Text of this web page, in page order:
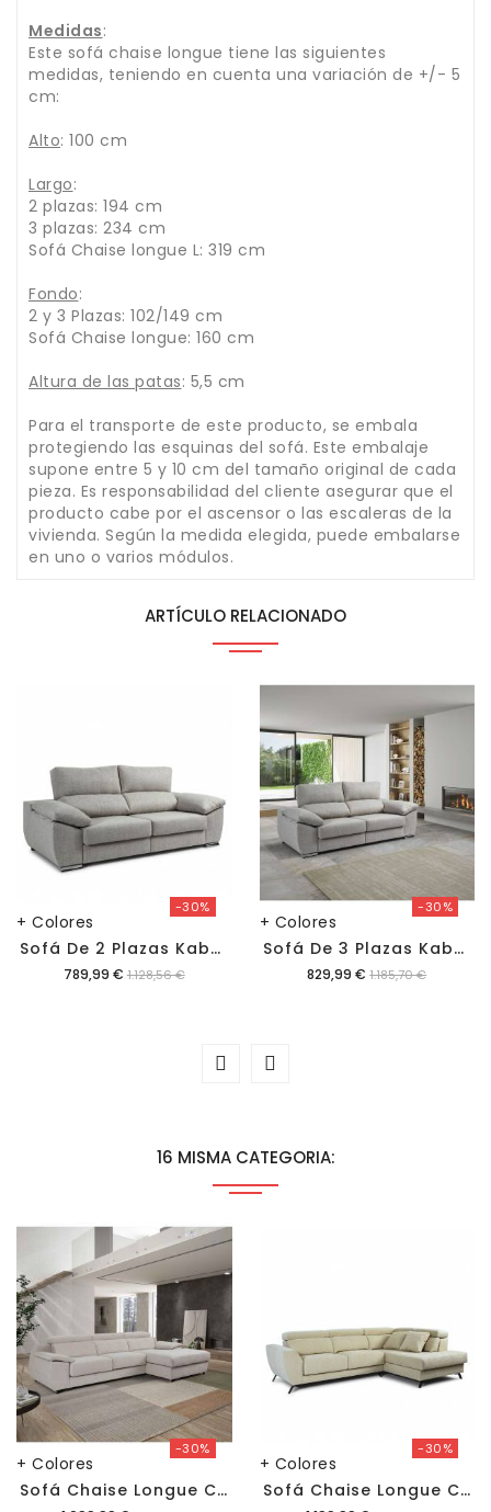
Medidas:
Este sofá chaise longue tiene las siguientes
medidas, teniendo en cuenta una variación de +/- 5
cm:
Alto: 100 cm
Largo:
2 plazas: 194 cm
3 plazas: 234 cm
Sofá Chaise longue L: 319 cm
Fondo:
2 y 3 Plazas: 102/149 cm
Sofá Chaise longue: 160 cm
Altura de las patas: 5,5 cm
Para el transporte de este producto, se embala
protegiendo las esquinas del sofá. Este embalaje
supone entre 5 y 10 cm del tamaño original de cada
pieza. Es responsabilidad del cliente asegurar que el
producto cabe por el ascensor o las escaleras de la
vivienda. Según la medida elegida, puede embalarse
en uno o varios módulos.
ARTÍCULO RELACIONADO
+ Colores
-30%
S
Ofá De 2 Plazas Kabul Aura
Precio
789,99 € 1.128,56 €
+ Colores
-30%
S
Ofá De 3 Plazas Kabul Aura
Precio
829,99 € 1.185,70 €
16 MISMA CATEGORIA:
+ Colores
-30%
S
Ofá Chaise Longue Castellón Bronx
+ Colores
-30%
S
Ofá Chaise Longue Cerdeña Aura